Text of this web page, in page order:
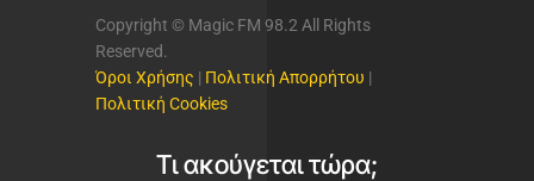
Copyright © Magic FM 98.2 All Rights
Reserved.
Όροι Χρήσης | Πολιτική Απορρήτου |
Πολιτική Cookies
Τι ακούγεται τώρα;